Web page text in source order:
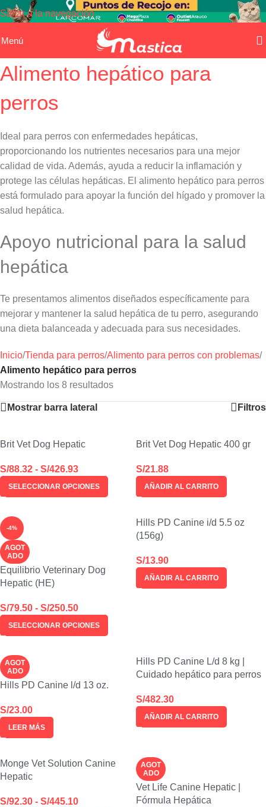
Saltar a la navegación
Saltar al contenido principal
Menú
Alimento hepático para
perros
Ideal para perros con enfermedades hepáticas,
proporcionando los nutrientes necesarios para una mejor
calidad de vida. Además, ayuda a reducir la inflamación y
protege las células hepáticas. El alimento hepático para perros
está formulado para apoyar la función del hígado y promover la
salud hepática.
Apoyo nutricional para la salud
hepática
Te presentamos alimentos diseñados específicamente para
mejorar y mantener la salud hepática de tu perro, asegurando
una dieta balanceada y adecuada para sus necesidades.
Inicio/Tienda para perros/Alimento para perros con problemas/
Alimento hepático para perros
Mostrando los 8 resultados
Mostrar barra lateral Filtros
Brit Vet Dog Hepatic
S/88.32 - S/426.93
SELECCIONAR OPCIONES
Brit Vet Dog Hepatic 400 gr
S/21.88
AÑADIR AL CARRITO
-4%
AGOT
ADO
Equilibrio Veterinary Dog
Hepatic (HE)
S/79.50 - S/250.50
SELECCIONAR OPCIONES
Hills PD Canine i/d 5.5 oz
(156g)
S/13.90
AÑADIR AL CARRITO
AGOT
ADO
Hills PD Canine l/d 13 oz.
S/23.00
LEER MÁS
Hills PD Canine L/d 8 kg |
Cuidado hepático para perros
S/482.30
AÑADIR AL CARRITO
Monge Vet Solution Canine
Hepatic
S/92.30 - S/445.10
AGOT
ADO
Vet Life Canine Hepatic |
Fórmula Hepática